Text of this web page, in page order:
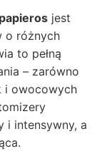
jest
o różnych
to pełną
– zarówno
i owocowych
i intensywny, a